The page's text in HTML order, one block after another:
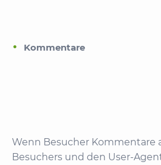
Kommentare
Wenn Besucher Kommentare
Besuchers und den User-